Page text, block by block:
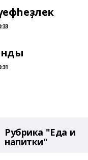
Рубрика "Еда и
напитки"